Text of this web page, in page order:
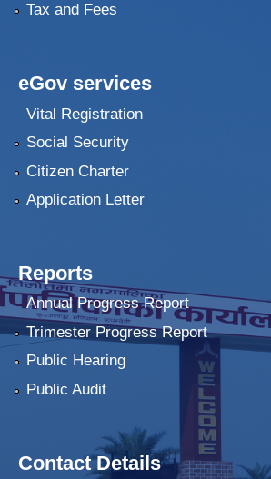
Tax and Fees
eGov services
Vital Registration
Social Security
Citizen Charter
Application Letter
Reports
Annual Progress Report
Trimester Progress Report
Public Hearing
Public Audit
Contact Details